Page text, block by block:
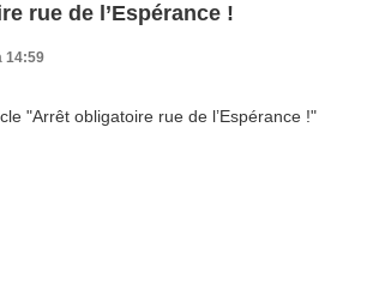
rue de l’Espérance !
14:59